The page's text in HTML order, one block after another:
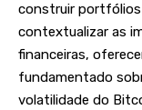
construir portfólios
contextualizar as
financeiras,
fundamentado
volatilidade do